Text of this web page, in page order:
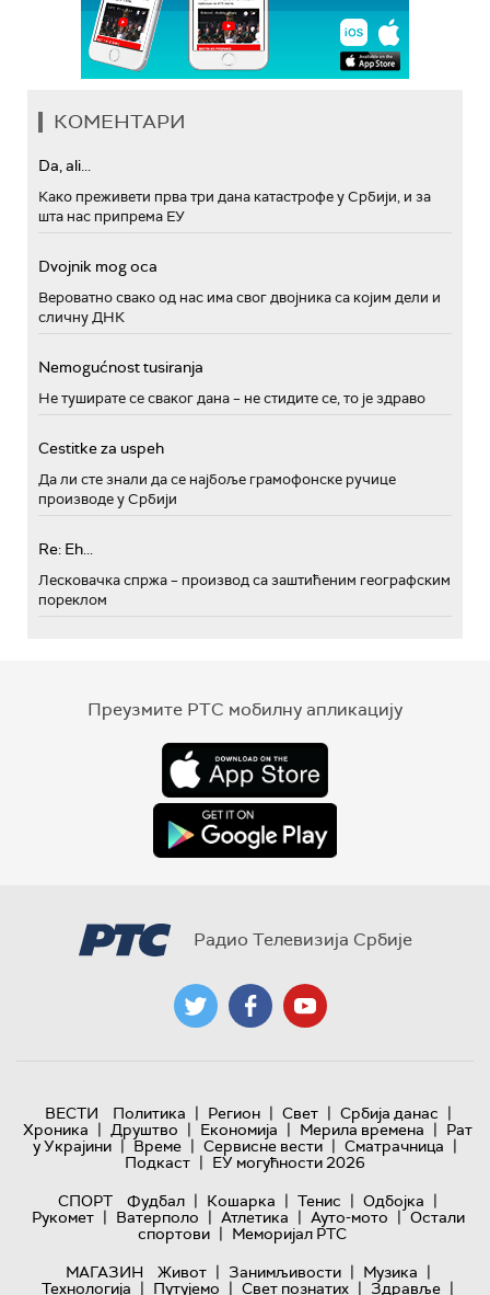
КОМЕНТАРИ
Da, ali...
Како преживети прва три дана катастрофе у Србији, и за
шта нас припрема ЕУ
Dvojnik mog oca
Вероватно свако од нас има свог двојника са којим дели и
сличну ДНК
Nemogućnost tusiranja
Не туширате се сваког дана – не стидите се, то је здраво
Cestitke za uspeh
Да ли сте знали да се најбоље грамофонске ручице
производе у Србији
Re: Eh...
Лесковачка спржа – производ са заштићеним географским
пореклом
Преузмите РТС мобилну апликацију
Радио Телевизија Србије
ВЕСТИ Политика | Регион | Свет | Србија данас |
Хроника | Друштво | Економија | Мерила времена | Рат
у Украјини | Време | Сервисне вести | Сматрачница |
Подкаст | ЕУ могућности 2026
СПОРТ
Фудбал | Кошарка | Тенис | Одбојка |
Рукомет | Ватерполо | Атлетика | Ауто-мото | Остали
спортови | Меморијал РТС
МАГАЗИН
Живот | Занимљивости | Музика |
Технологијa | Путујемо | Свет познатих | Здравље |